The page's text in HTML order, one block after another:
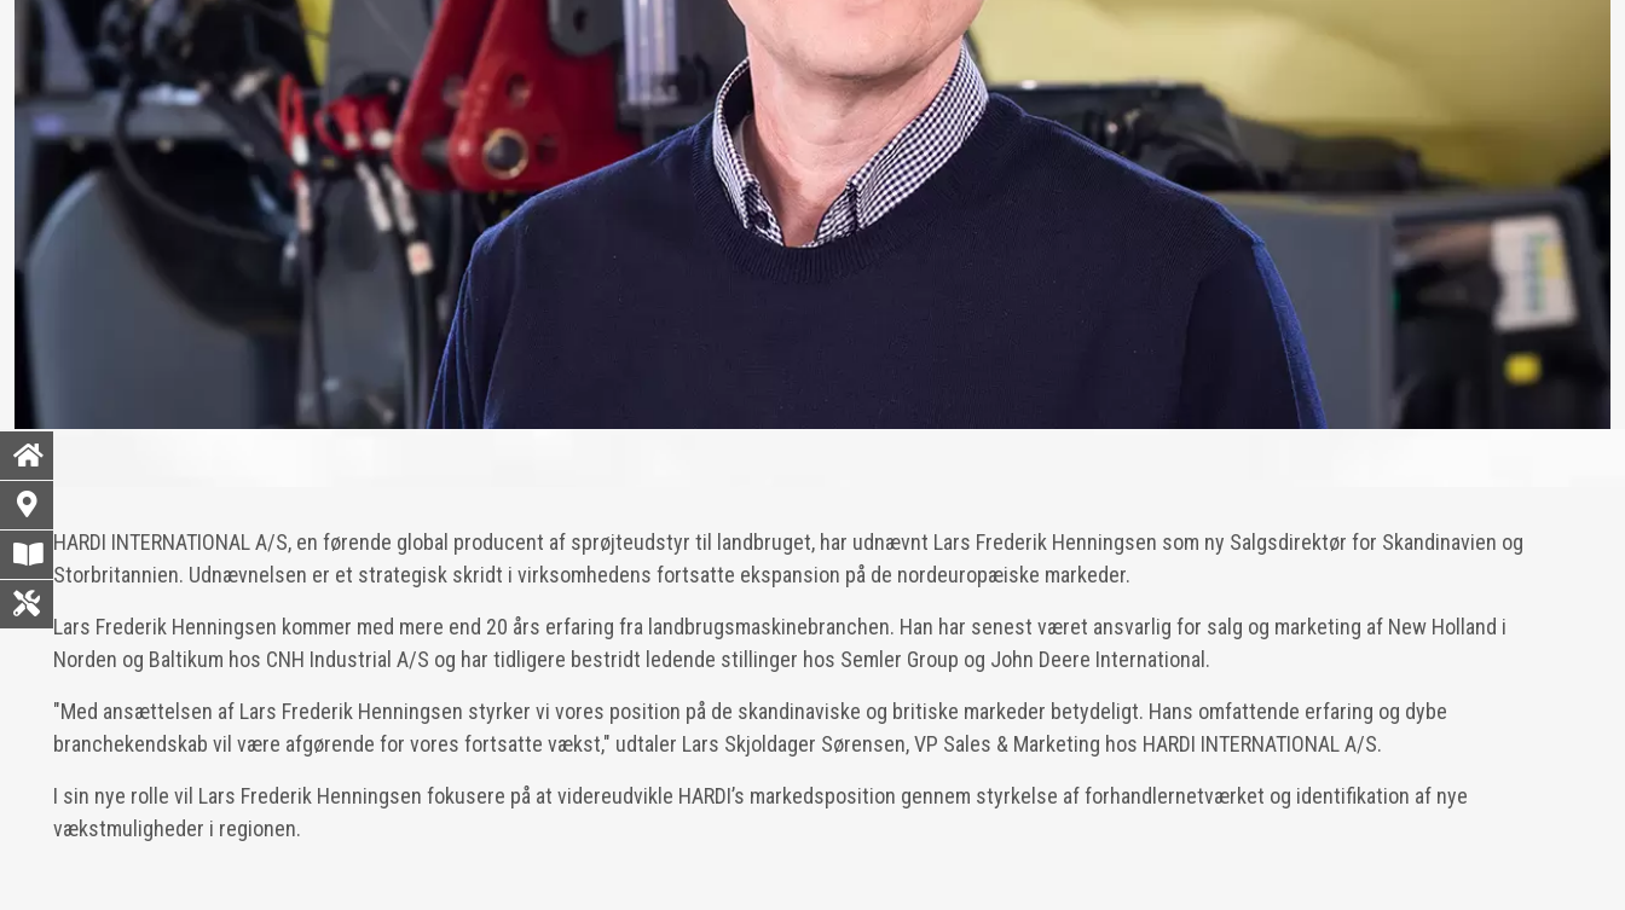
HARDI INTERNATIONAL A/S, en førende global producent af sprøjteudstyr til landbruget, har udnævnt Lars Frederik Henningsen som ny Salgsdirektør for Skandinavien og
Storbritannien. Udnævnelsen er et strategisk skridt i virksomhedens fortsatte ekspansion på de nordeuropæiske markeder.
Lars Frederik Henningsen kommer med mere end 20 års erfaring fra landbrugsmaskinebranchen. Han har senest været ansvarlig for salg og marketing af New Holland i
Norden og Baltikum hos CNH Industrial A/S og har tidligere bestridt ledende stillinger hos Semler Group og John Deere International.
"Med ansættelsen af Lars Frederik Henningsen styrker vi vores position på de skandinaviske og britiske markeder betydeligt. Hans omfattende erfaring og dybe
branchekendskab vil være afgørende for vores fortsatte vækst," udtaler Lars Skjoldager Sørensen, VP Sales & Marketing hos HARDI INTERNATIONAL A/S.
I sin nye rolle vil Lars Frederik Henningsen fokusere på at videreudvikle HARDI’s markedsposition gennem styrkelse af forhandlernetværket og identifikation af nye
vækstmuligheder i regionen.